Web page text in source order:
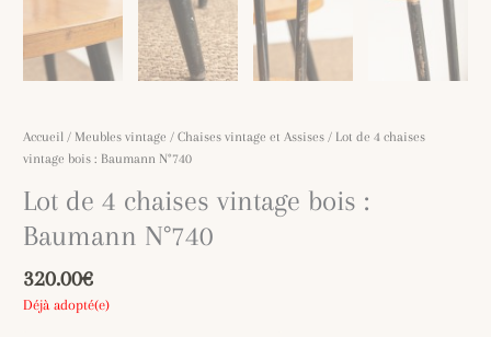
Accueil / Meubles vintage /Chaises vintage et Assises / Lot de 4 chaises
vintage bois : Baumann N°740
Lot de 4 chaises vintage bois :
Baumann N°740
320.00€
Déjà adopté(e)